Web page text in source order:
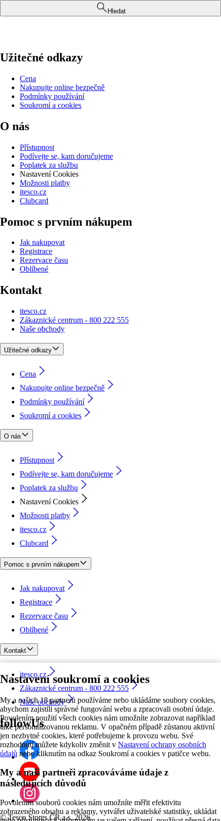
Nastavení soukromí a cookies
My a našich 18 partnerů používáme nebo ukládáme soubory cookies,
abychom zajistili správné fungování webu a zpracovali osobní údaje.
Povolením použití všech cookies nám umožníte zobrazovat například
také personalizovanou reklamu. V opačném případě zůstanou aktivní
jen nezbytné cookies, které potřebujeme k provozu webu. Své
rozhodnutí můžete kdykoliv změnit v Nastavení ochrany osobních
údajů nebo kliknutím na odkaz Soukromí a cookies v patičce webu.
My a naši partneři zpracováváme údaje z
následujících důvodů
Povolením souborů cookies nám umožníte měřit efektivitu
zobrazeného obsahu a reklamy, vytvářet uživatelské statistiky, ukládat
Hledat
Užitečné odkazy
Cena
Nakupujte online bezpečně
Podmínky používání
Soukromí a cookies
O nás
Přístupnost
Podívejte se, kam doručujeme
Poplatek za službu
Nastavení Cookies
Možnosti platby
itesco.cz
Clubcard
Pomoc s prvním nákupem
Jak nakupovat
Registrace
Rezervace času
Oblíbené
Kontakt
itesco.cz
Zákaznické centrum - 800 222 555
Naše obchody
Užitečné odkazy
Cena
Nakupujte online bezpečně
Podmínky používání
Soukromí a cookies
O nás
Přístupnost
Podívejte se, kam doručujeme
Poplatek za službu
Nastavení Cookies
Možnosti platby
itesco.cz
Clubcard
Pomoc s prvním nákupem
Jak nakupovat
Registrace
Rezervace času
Oblíbené
Kontakt
itesco.cz
Zákaznické centrum - 800 222 555
Naše obchody
followUs
©Tesco Stores ČR a.s. 2026